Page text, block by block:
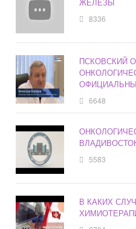
8336
ПСКОВСКИЙ
6648
5583
В КАКИХ